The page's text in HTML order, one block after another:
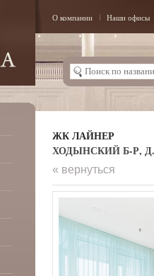
О компании Наши офисы
ЖК ЛАЙНЕР
ХОДЫНСКИЙ Б-Р, Д.
« вернуться